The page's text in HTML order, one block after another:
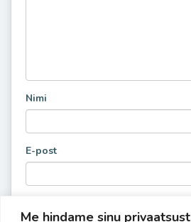
Me hindame sinu privaatsust
Nimi
E-post